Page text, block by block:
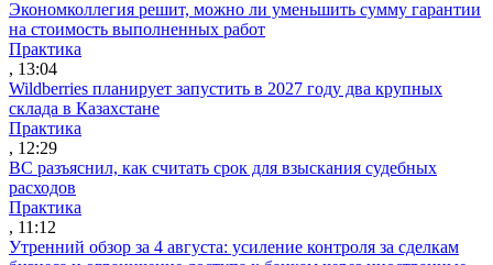
Экономколлегия решит, можно ли уменьшить сумму гарантии
на стоимость выполненных работ
Практика
, 13:04
Wildberries планирует запустить в 2027 году два крупных
склада в Казахстане
Практика
, 12:29
ВС разъяснил, как считать срок для взыскания судебных
расходов
Практика
, 11:12
Утренний обзор за 4 августа: усиление контроля за сделкам